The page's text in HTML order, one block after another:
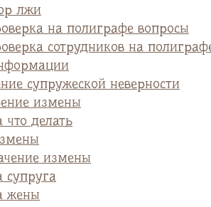
лжи
на полиграфе вопросы
сотрудников на
супружеской неверности
измены
делать
измены
супруга
жены